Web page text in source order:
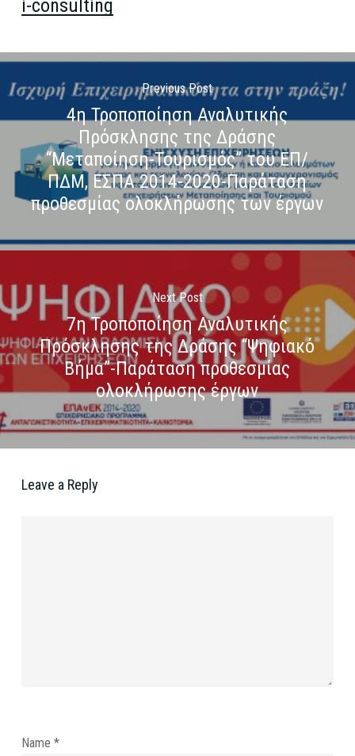
i-consulting
Previous Post
4η Τροποποίηση Αναλυτικής
Πρόσκλησης της Δράσης
“Μεταποίηση-Τουρισμός” του ΕΠ/
ΠΔΜ, ΕΣΠΑ 2014-2020-Παράταση
προθεσμίας ολοκλήρωσης των έργων
Next Post
7η Τροποποίηση Αναλυτικής
Πρόσκλησης της Δράσης “Ψηφιακό
Βήμα”-Παράταση προθεσμίας
ολοκλήρωσης έργων
Leave a Reply
Name *